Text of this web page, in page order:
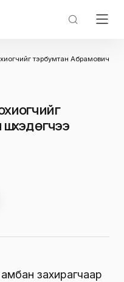
тэрбумтан Абрамович
өгчээ
захирагчаар